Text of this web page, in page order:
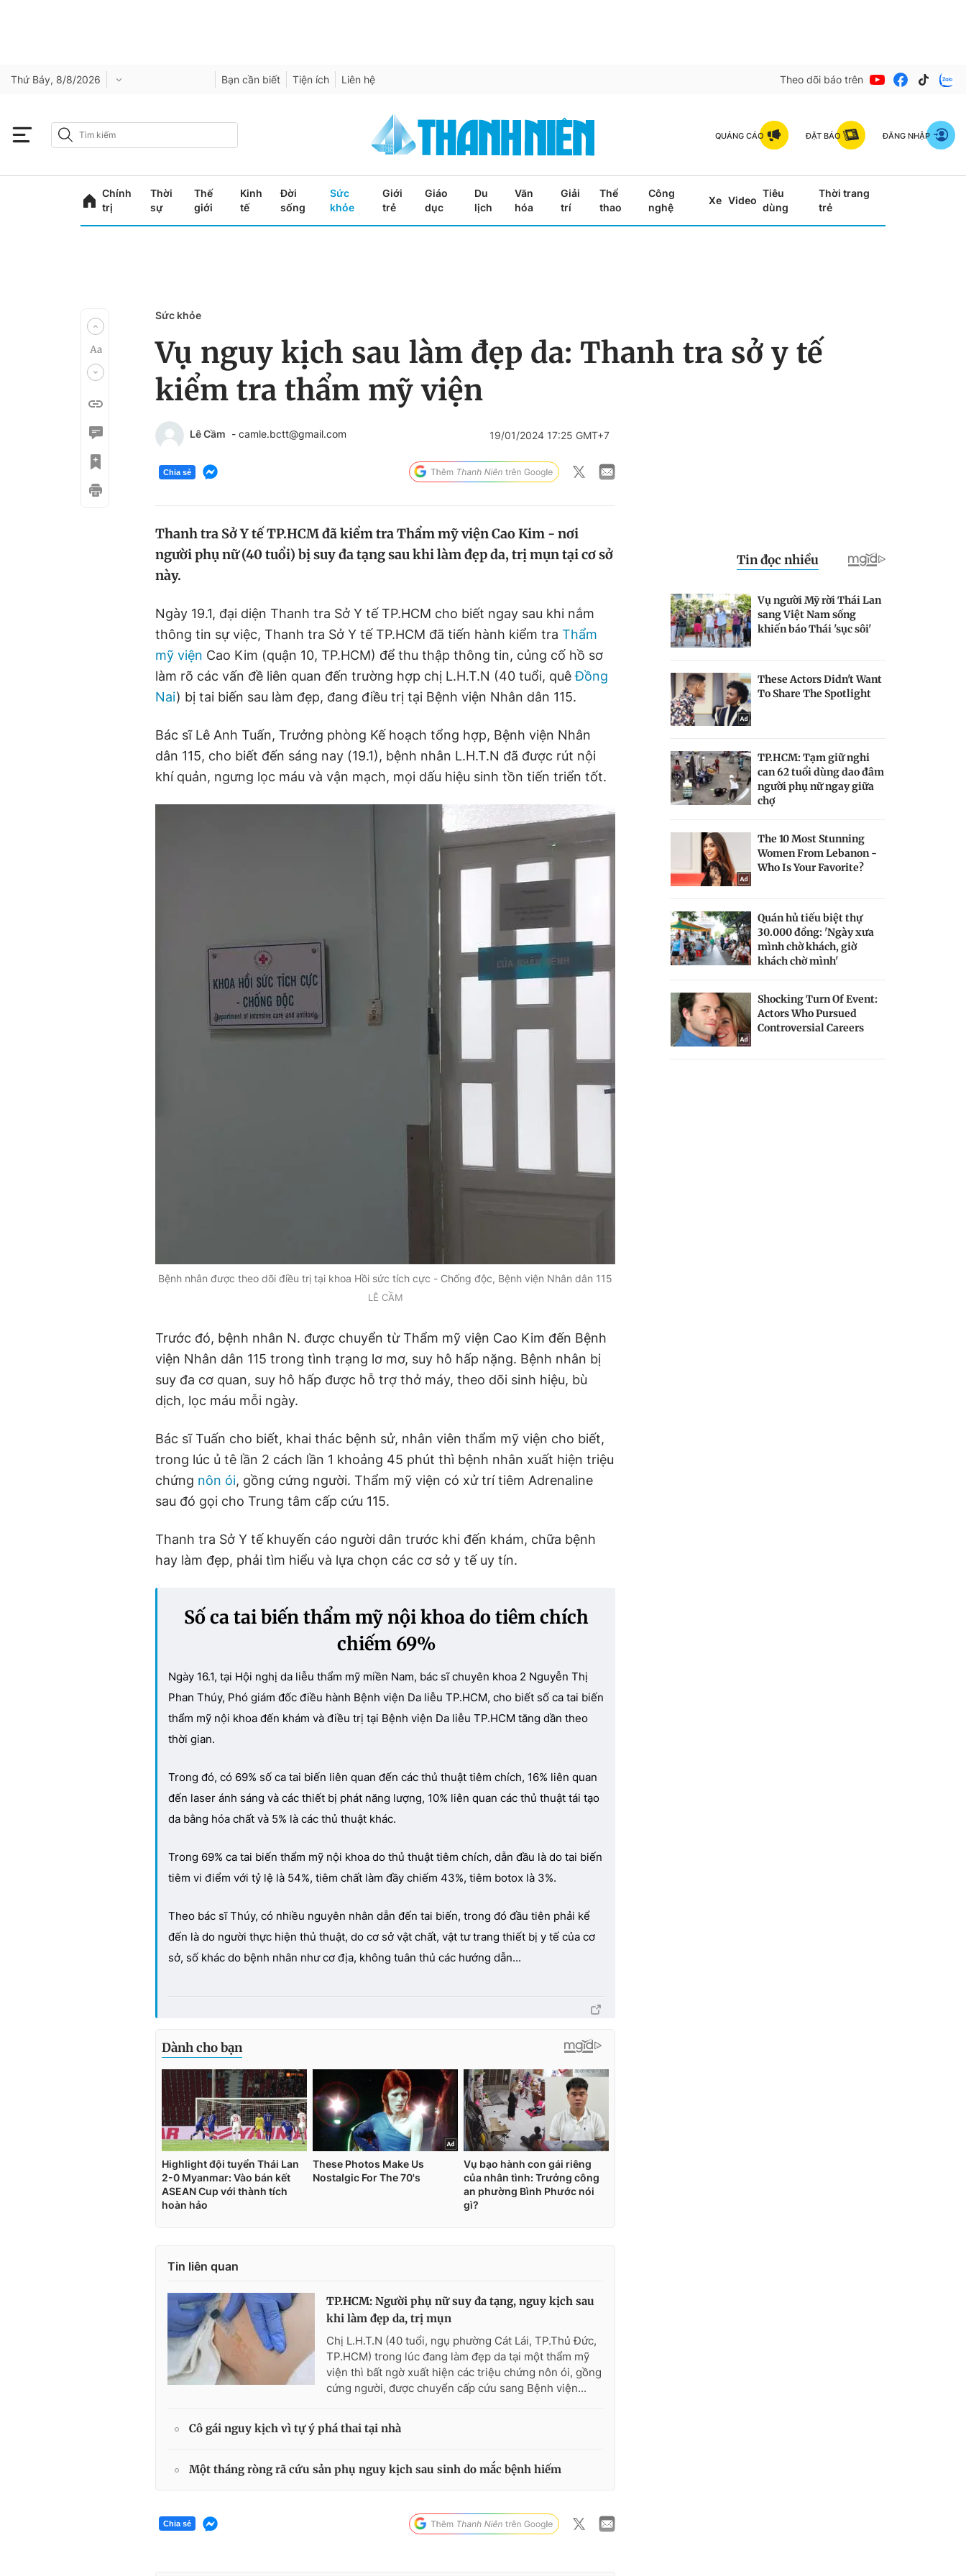
Thứ Bảy, 8/8/2026 Bạn cần biết Tiện ích Liên hệ Theo dõi báo trên
QUẢNG CÁO ĐẶT BÁO ĐĂNG NHẬP
Chính
trị
Thời
sự
Thế
giới
Kinh
tế
Đời
sống
Sức
khỏe
Giới
trẻ
Giáo
dục
Du
lịch
Văn
hóa
Giải
trí
Thể
thao
Công
nghệ
Xe Video
Tiêu
dùng
Thời trang
trẻ
Sức khỏe
Vụ nguy kịch sau làm đẹp da: Thanh tra sở y tế
kiểm tra thẩm mỹ viện
Lê Cầm - camle.bctt@gmail.com 19/01/2024 17:25 GMT+7
Chia sẻ
Thanh tra Sở Y tế TP.HCM đã kiểm tra Thẩm mỹ viện Cao Kim - nơi
người phụ nữ (40 tuổi) bị suy đa tạng sau khi làm đẹp da, trị mụn tại cơ sở
này.
Ngày 19.1, đại diện Thanh tra Sở Y tế TP.HCM cho biết ngay sau khi nắm
thông tin sự việc, Thanh tra Sở Y tế TP.HCM đã tiến hành kiểm tra Thẩm
mỹ viện Cao Kim (quận 10, TP.HCM) để thu thập thông tin, củng cố hồ sơ
làm rõ các vấn đề liên quan đến trường hợp chị L.H.T.N (40 tuổi, quêĐồng
Nai) bị tai biến sau làm đẹp, đang điều trị tại Bệnh viện Nhân dân 115.
Bác sĩ Lê Anh Tuấn, Trưởng phòng Kế hoạch tổng hợp, Bệnh viện Nhân
dân 115, cho biết đến sáng nay (19.1), bệnh nhân L.H.T.N đã được rút nội
khí quản, ngưng lọc máu và vận mạch, mọi dấu hiệu sinh tồn tiến triển tốt.
Bệnh nhân được theo dõi điều trị tại khoa Hồi sức tích cực - Chống độc, Bệnh viện Nhân dân 115
LÊ CẦM
Trước đó, bệnh nhân N. được chuyển từ Thẩm mỹ viện Cao Kim đến Bệnh
viện Nhân dân 115 trong tình trạng lơ mơ, suy hô hấp nặng. Bệnh nhân bị
suy đa cơ quan, suy hô hấp được hỗ trợ thở máy, theo dõi sinh hiệu, bù
dịch, lọc máu mỗi ngày.
Bác sĩ Tuấn cho biết, khai thác bệnh sử, nhân viên thẩm mỹ viện cho biết,
trong lúc ủ tê lần 2 cách lần 1 khoảng 45 phút thì bệnh nhân xuất hiện triệu
chứng nôn ói, gồng cứng người. Thẩm mỹ viện có xử trí tiêm Adrenaline
sau đó gọi cho Trung tâm cấp cứu 115.
Thanh tra Sở Y tế khuyến cáo người dân trước khi đến khám, chữa bệnh
hay làm đẹp, phải tìm hiểu và lựa chọn các cơ sở y tế uy tín.
Số ca tai biến thẩm mỹ nội khoa do tiêm chích
chiếm 69%
Ngày 16.1, tại Hội nghị da liễu thẩm mỹ miền Nam, bác sĩ chuyên khoa 2 Nguyễn Thị
Phan Thúy, Phó giám đốc điều hành Bệnh viện Da liễu TP.HCM, cho biết số ca tai biến
thẩm mỹ nội khoa đến khám và điều trị tại Bệnh viện Da liễu TP.HCM tăng dần theo
thời gian.
Trong đó, có 69% số ca tai biến liên quan đến các thủ thuật tiêm chích, 16% liên quan
đến laser ánh sáng và các thiết bị phát năng lượng, 10% liên quan các thủ thuật tái tạo
da bằng hóa chất và 5% là các thủ thuật khác.
Trong 69% ca tai biến thẩm mỹ nội khoa do thủ thuật tiêm chích, dẫn đầu là do tai biến
tiêm vi điểm với tỷ lệ là 54%, tiêm chất làm đầy chiếm 43%, tiêm botox là 3%.
Theo bác sĩ Thúy, có nhiều nguyên nhân dẫn đến tai biến, trong đó đầu tiên phải kể
đến là do người thực hiện thủ thuật, do cơ sở vật chất, vật tư trang thiết bị y tế của cơ
sở, số khác do bệnh nhân như cơ địa, không tuân thủ các hướng dẫn...
Tin liên quan
TP.HCM: Người phụ nữ suy đa tạng, nguy kịch sau
khi làm đẹp da, trị mụn
Chị L.H.T.N (40 tuổi, ngụ phường Cát Lái, TP.Thủ Đức,
TP.HCM) trong lúc đang làm đẹp da tại một thẩm mỹ
viện thì bất ngờ xuất hiện các triệu chứng nôn ói, gồng
cứng người, được chuyển cấp cứu sang Bệnh viện...
Cô gái nguy kịch vì tự ý phá thai tại nhà
Một tháng ròng rã cứu sản phụ nguy kịch sau sinh do mắc bệnh hiếm
Chia sẻ